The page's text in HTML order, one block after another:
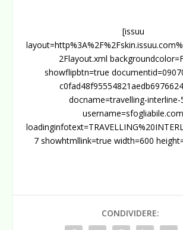
[issuu
2Flayout.xml
showflipbtn=true
docname=travelling-interline-
username=sfogliabile.com
7 showhtmllink=true width=600
CONDIVIDERE: